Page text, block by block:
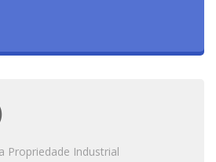
da Propriedade Industrial